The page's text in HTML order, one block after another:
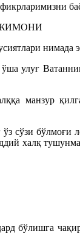
нимада
улуғ
манзур
сўзи
халқ
бўлишга